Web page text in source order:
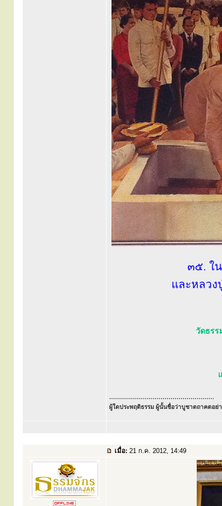
๓๕. ใ
และหลว
วัดธรร
.....................................................
ผู้ใดประพฤติธรรม ผู้นั้นชื่อว่าบูชาตถาคตอย่า
เมื่อ: 21 ก.ค. 2012, 14:49